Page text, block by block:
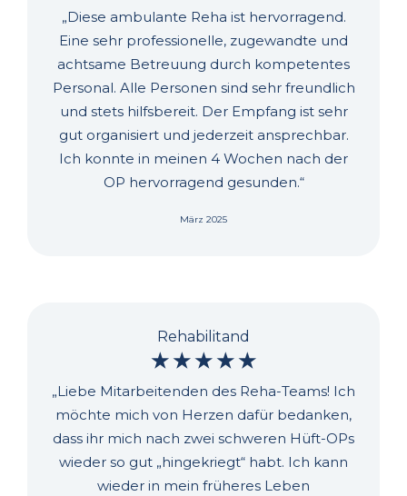
„Diese ambulante Reha ist hervorragend.
Eine sehr professionelle, zugewandte und
achtsame Betreuung durch kompetentes
Personal. Alle Personen sind sehr freundlich
und stets hilfsbereit. Der Empfang ist sehr
gut organisiert und jederzeit ansprechbar.
Ich konnte in meinen 4 Wochen nach der
OP hervorragend gesunden.“
März 2025
Rehabilitand
☆ ☆ ☆ ☆ ☆
„Liebe Mitarbeitenden des Reha-Teams! Ich
möchte mich von Herzen dafür bedanken,
dass ihr mich nach zwei schweren Hüft-OPs
wieder so gut „hingekriegt“ habt. Ich kann
wieder in mein früheres Leben